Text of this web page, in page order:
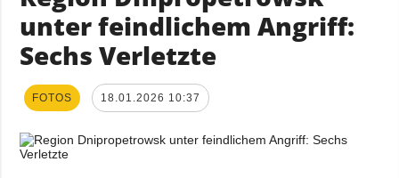
unter feindlichem Angriff:
Sechs Verletzte
FOTOS 18.01.2026 10:37